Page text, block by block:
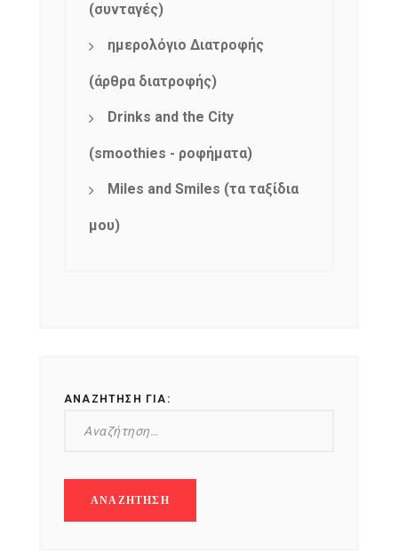
(συνταγές)
ημερολόγιο Διατροφής
(άρθρα διατροφής)
Drinks and the City
(smoothies - ροφήματα)
Miles and Smiles (τα ταξίδια
μου)
ΑΝΑΖΉΤΗΣΗ ΓΙΑ: